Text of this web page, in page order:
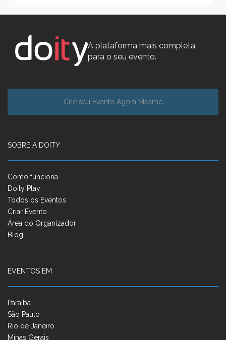
A plataforma mais completa
para o seu evento.
Crie seu Evento Agora Mesmo
SOBRE A DOITY
Como funciona
Doity Play
Todos os Eventos
Criar Evento
Área do Organizador
Blog
EVENTOS EM
Paraíba
São Paulo
Rio de Janeiro
Minas Gerais